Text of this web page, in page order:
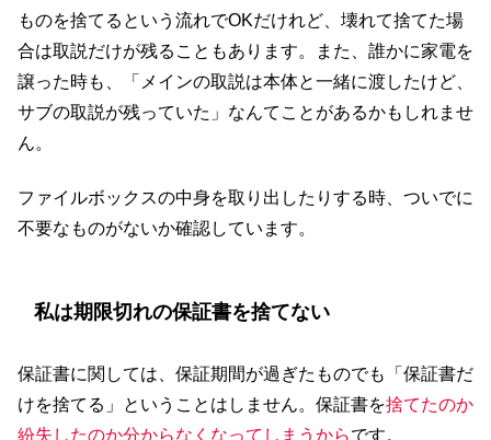
ものを捨てるという流れでOKだけれど、壊れて捨てた場
合は取説だけが残ることもあります。また、誰かに家電を
譲った時も、「メインの取説は本体と一緒に渡したけど、
サブの取説が残っていた」なんてことがあるかもしれませ
ん。
ファイルボックスの中身を取り出したりする時、ついでに
不要なものがないか確認しています。
私は期限切れの保証書を捨てない
保証書に関しては、保証期間が過ぎたものでも「保証書だ
けを捨てる」ということはしません。保証書を捨てたのか
紛失したのか分からなくなってしまうからです。